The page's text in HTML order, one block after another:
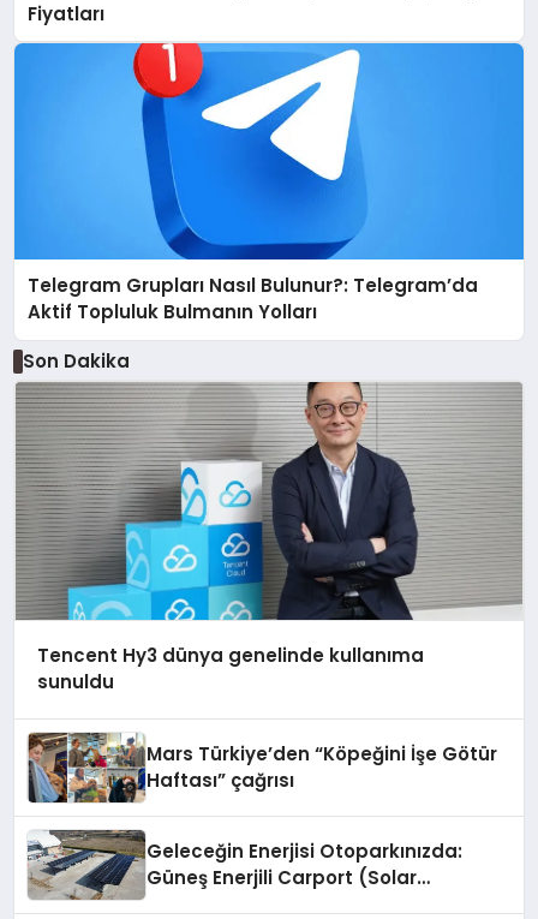
Fiyatları
Telegram Grupları Nasıl Bulunur?: Telegram’da
Aktif Topluluk Bulmanın Yolları
Son Dakika
Tencent Hy3 dünya genelinde kullanıma
sunuldu
Mars Türkiye’den “Köpeğini İşe Götür
Haftası” çağrısı
Geleceğin Enerjisi Otoparkınızda:
Güneş Enerjili Carport (Solar